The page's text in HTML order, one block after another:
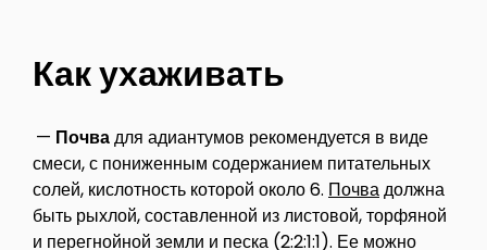
Как ухаживать
— Почвадля адиантумов рекомендуется в виде
смеси, с пониженным содержанием питательных
солей, кислотность которой около 6. Почвадолжна
быть рыхлой, составленной из листовой, торфяной
и перегнойной земли и песка (2:2:1:1). Ее можно